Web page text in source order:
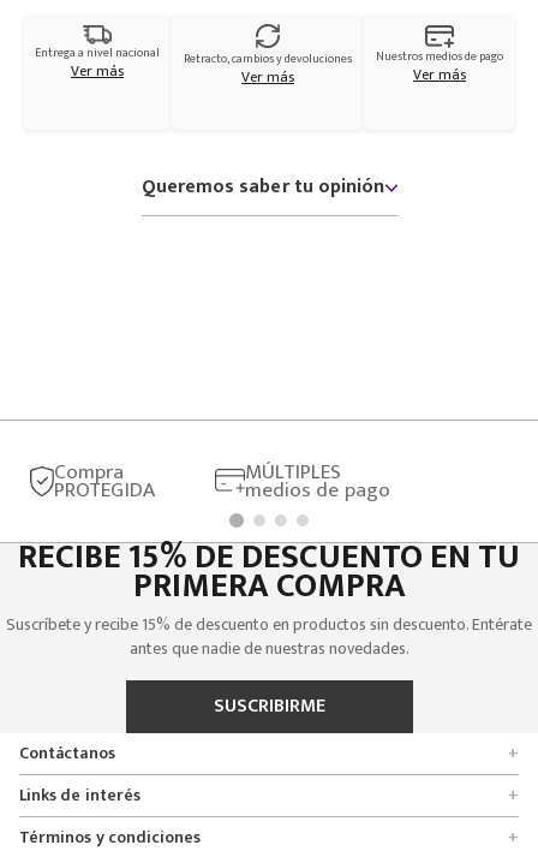
Entrega a nivel nacional
Ver más Retracto, cambios y devoluciones
Ver más
Nuestros medios de pago
Ver más
Queremos saber tu opinión
Compra
PROTEGIDA
MÚLTIPLES
medios de pago
RECIBE 15% DE DESCUENTO EN TU
PRIMERA COMPRA
Suscríbete y recibe 15% de descuento en productos sin descuento. Entérate
antes que nadie de nuestras novedades.
SUSCRIBIRME
Contáctanos
+
Encuentra tu tienda
Formulario de solicitudes
Links de interés +
Quienes somos
Términos y condiciones +